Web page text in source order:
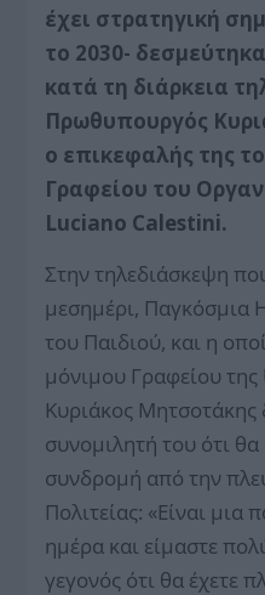
έχει στρατηγική
το 2030-
κατά τη διάρκεια
Πρωθυπουργός
ο επικεφαλής της
Γραφείου του
Luciano Calestini.
Στην τηλεδιάσκεψη
μεσημέρι, Παγκόσμια
του Παιδιού, και η
μόνιμου Γραφείου της
Κυριάκος Μητσοτάκης
συνομιλητή του ότι
συνδρομή από την
Πολιτείας: «Είναι
ημέρα και είμαστε
γεγονός ότι θα έχετε